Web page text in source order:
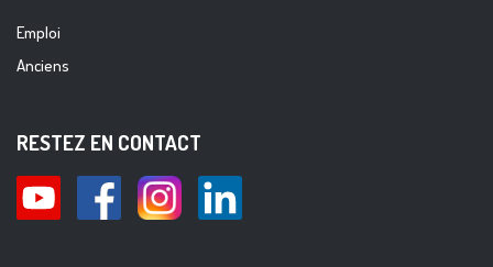
Emploi
Anciens
RESTEZ EN CONTACT